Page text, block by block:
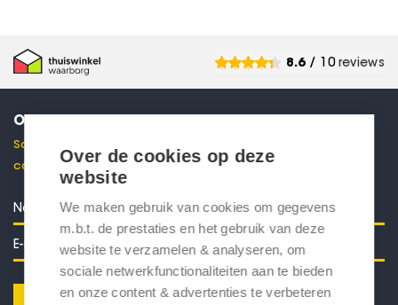
8.6/ 10 reviews
ONTVANG 10% KORTING
Schrijf je in voor onze nieuwsbrief en ontvang direct een
code voor 10% korting in je mailbox.
Over de cookies op deze
website
We maken gebruik van cookies om gegevens
m.b.t. de prestaties en het gebruik van deze
website te verzamelen & analyseren, om
sociale netwerkfunctionaliteiten aan te bieden
en onze content & advertenties te verbeteren